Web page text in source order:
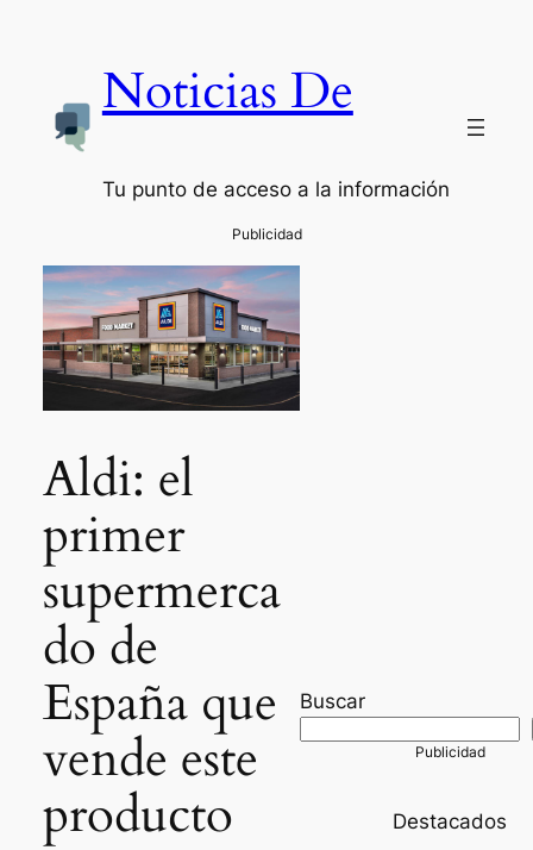
Noticias De
Tu punto de acceso a la información
Aldi: el
primer
supermerca
do de
España que
vende este
producto
Buscar
Destacados